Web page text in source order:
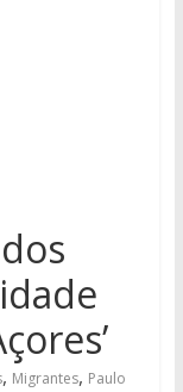
, Migrantes, Paulo